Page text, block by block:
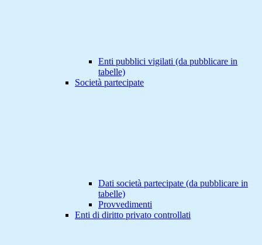
Enti pubblici vigilati (da pubblicare in
tabelle)
Società partecipate
Dati società partecipate (da pubblicare in
tabelle)
Provvedimenti
Enti di diritto privato controllati